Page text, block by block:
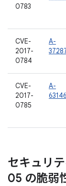
0783
CVE-
2017-
0784
A-
CVE-
2017-
0785
A-
セキュリ
05 の脆弱